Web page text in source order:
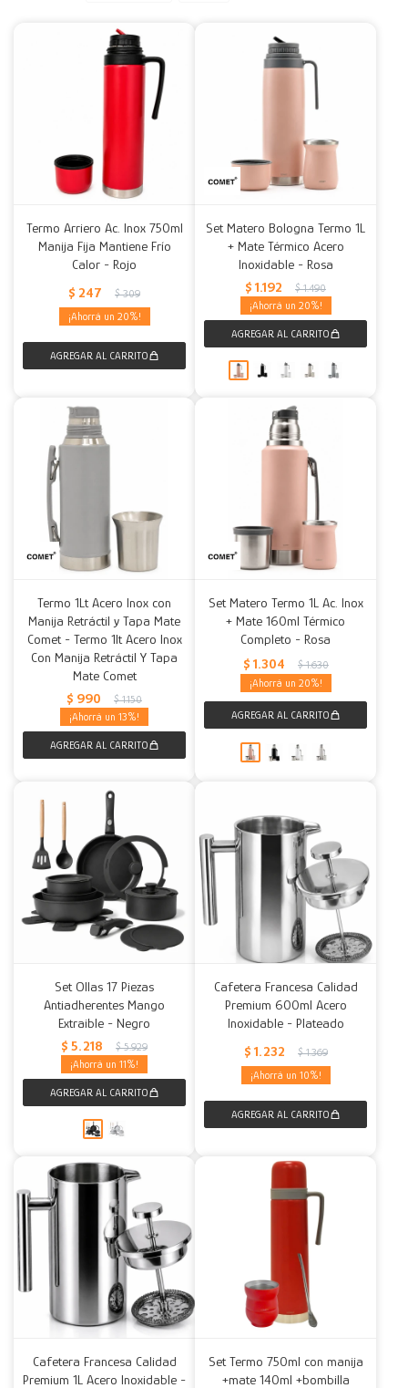
Termo Arriero Ac. Inox 750ml
Manija Fija Mantiene Frío
Calor - Rojo
$ 247 $ 309
20
Set Matero Bologna Termo 1L
+ Mate Térmico Acero
Inoxidable - Rosa
$ 1.192 $ 1.490
20
Termo 1Lt Acero Inox con
Manija Retráctil y Tapa Mate
Comet - Termo 1lt Acero Inox
Con Manija Retráctil Y Tapa
Mate Comet
$ 990 $ 1.150
13
Set Matero Termo 1L Ac. Inox
+ Mate 160ml Térmico
Completo - Rosa
$ 1.304 $ 1.630
20
Set Ollas 17 Piezas
Antiadherentes Mango
Extraible - Negro
$ 5.218 $ 5.929
11
Cafetera Francesa Calidad
Premium 600ml Acero
Inoxidable - Plateado
$ 1.232 $ 1.369
10
Cafetera Francesa Calidad
Premium 1L Acero Inoxidable -
Set Termo 750ml con manija
+mate 140ml +bombilla
Acolchados y Frazadas
Accesorios para el hogar